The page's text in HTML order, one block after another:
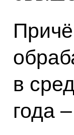
в
года